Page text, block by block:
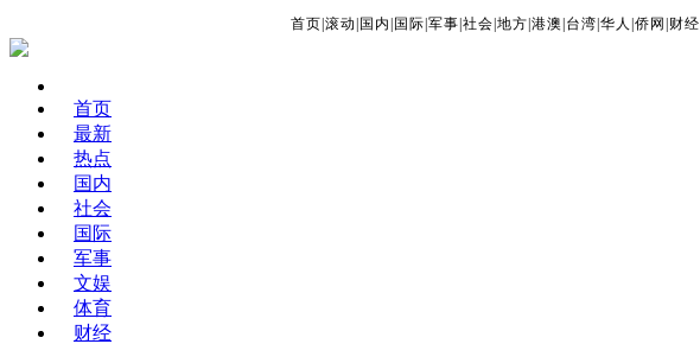
首页 滚动 国内 国际 军事 社会 地方 港澳 台湾 华人 侨网 财经
首页
最新
热点
国内
社会
国际
军事
文娱
体育
财经